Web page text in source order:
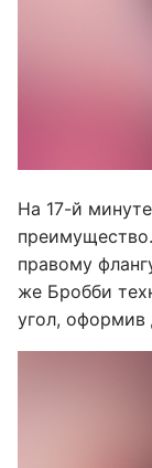
На 17-й
правому
же Бробби
угол, оформив